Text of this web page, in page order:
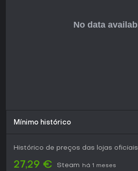
Mínimo histórico
Histórico de preços das lojas oficiais
27,29 € Steam
há 1 meses